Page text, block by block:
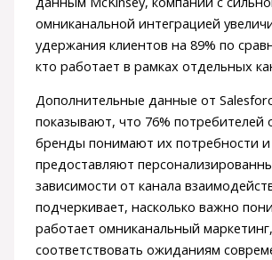
омниканальной интеграцией
удержания клиентов на 89% по
кто работает в рамках отдельных
Дополнительные данные от
показывают, что 76%
бренды понимают их потребности и
предоставляют
зависимости от канала
подчеркивает, насколько важно
работает омниканальный
соответствовать ожиданиям